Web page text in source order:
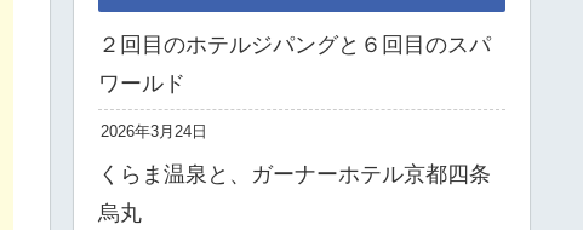
２回目のホテルジパングと６回目のスパ
ワールド
2026年3月24日
くらま温泉と、ガーナーホテル京都四条
烏丸